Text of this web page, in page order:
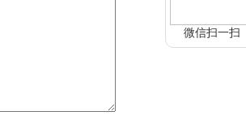
微信扫一扫